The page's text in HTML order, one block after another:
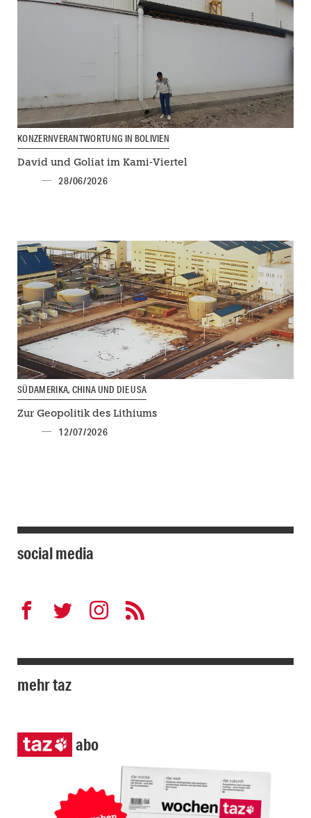
KONZERNVERANTWORTUNG IN BOLIVIEN
David und Goliat im Kami-Viertel
28/06/2026
SÜDAMERIKA, CHINA UND DIE USA
Zur Geopolitik des Lithiums
12/07/2026
social media
mehr taz
abo